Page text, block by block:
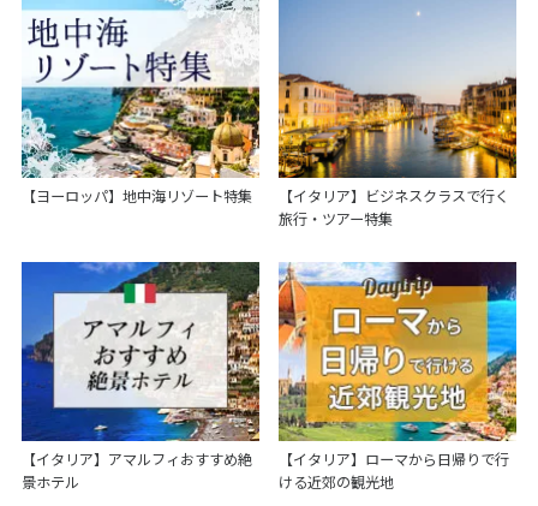
【ヨーロッパ】地中海リゾート特集
【イタリア】ビジネスクラスで行く
旅行・ツアー特集
【イタリア】アマルフィおすすめ絶
景ホテル
【イタリア】ローマから日帰りで行
ける近郊の観光地